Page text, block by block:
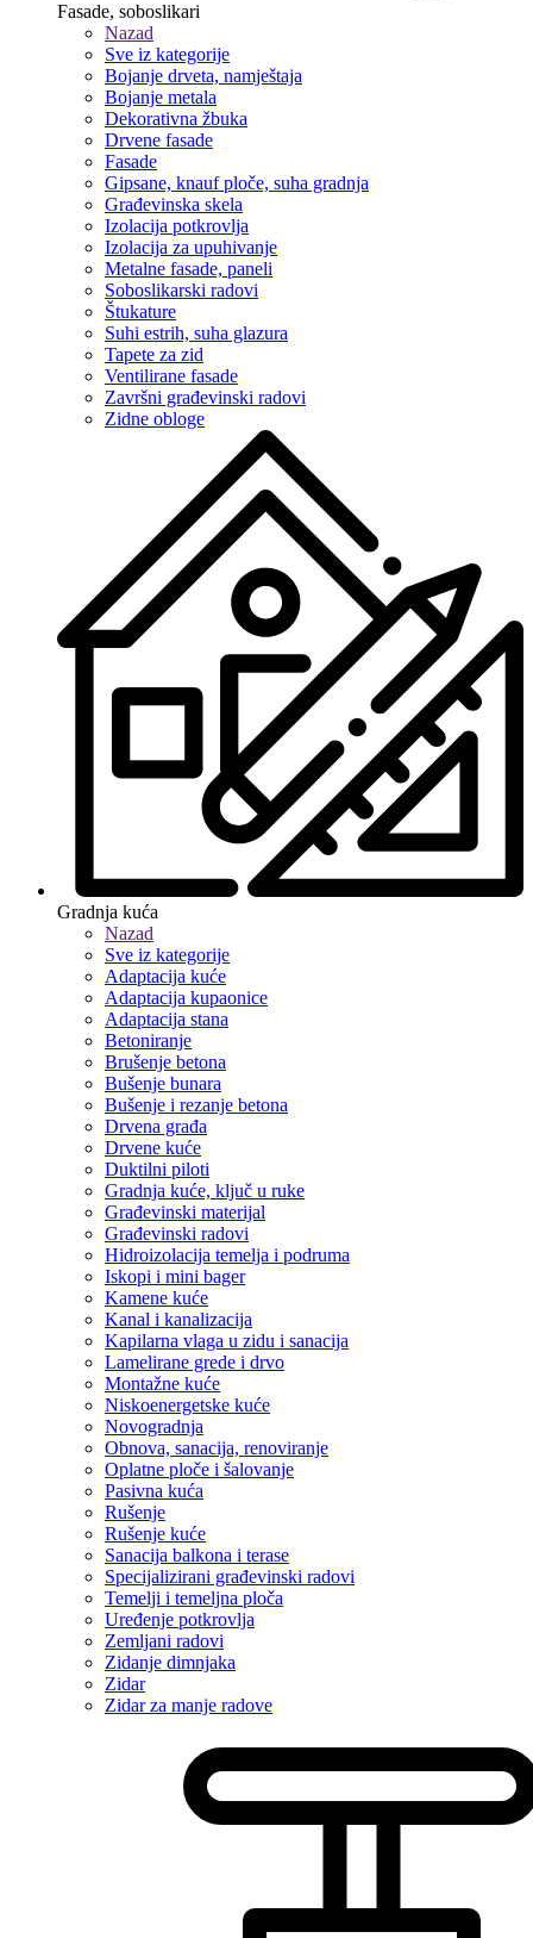
Fasade, soboslikari
Nazad
Sve iz kategorije
Bojanje drveta, namještaja
Bojanje metala
Dekorativna žbuka
Drvene fasade
Fasade
Gipsane, knauf ploče, suha gradnja
Građevinska skela
Izolacija potkrovlja
Izolacija za upuhivanje
Metalne fasade, paneli
Soboslikarski radovi
Štukature
Suhi estrih, suha glazura
Tapete za zid
Ventilirane fasade
Završni građevinski radovi
Zidne obloge
Gradnja kuća
Nazad
Sve iz kategorije
Adaptacija kuće
Adaptacija kupaonice
Adaptacija stana
Betoniranje
Brušenje betona
Bušenje bunara
Bušenje i rezanje betona
Drvena građa
Drvene kuće
Duktilni piloti
Gradnja kuće, ključ u ruke
Građevinski materijal
Građevinski radovi
Hidroizolacija temelja i podruma
Iskopi i mini bager
Kamene kuće
Kanal i kanalizacija
Kapilarna vlaga u zidu i sanacija
Lamelirane grede i drvo
Montažne kuće
Niskoenergetske kuće
Novogradnja
Obnova, sanacija, renoviranje
Oplatne ploče i šalovanje
Pasivna kuća
Rušenje
Rušenje kuće
Sanacija balkona i terase
Specijalizirani građevinski radovi
Temelji i temeljna ploča
Uređenje potkrovlja
Zemljani radovi
Zidanje dimnjaka
Zidar
Zidar za manje radove